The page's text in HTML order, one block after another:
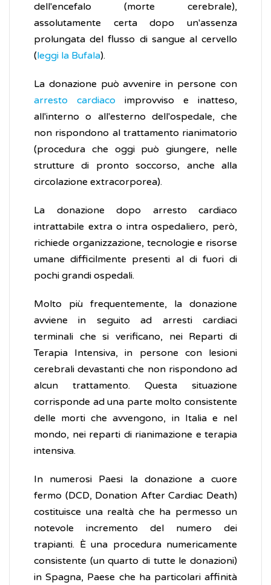
dell'encefalo (morte cerebrale),
assolutamente certa dopo un'assenza
prolungata del flusso di sangue al cervello
(leggi la Bufala).
La donazione può avvenire in persone con
arresto cardiaco improvviso e inatteso,
all'interno o all'esterno dell'ospedale, che
non rispondono al trattamento rianimatorio
(procedura che oggi può giungere, nelle
strutture di pronto soccorso, anche alla
circolazione extracorporea).
La donazione dopo arresto cardiaco
intrattabile extra o intra ospedaliero, però,
richiede organizzazione, tecnologie e risorse
umane difficilmente presenti al di fuori di
pochi grandi ospedali.
Molto più frequentemente, la donazione
avviene in seguito ad arresti cardiaci
terminali che si verificano, nei Reparti di
Terapia Intensiva, in persone con lesioni
cerebrali devastanti che non rispondono ad
alcun trattamento. Questa situazione
corrisponde ad una parte molto consistente
delle morti che avvengono, in Italia e nel
mondo, nei reparti di rianimazione e terapia
intensiva.
In numerosi Paesi la donazione a cuore
fermo (DCD, Donation After Cardiac Death)
costituisce una realtà che ha permesso un
notevole incremento del numero dei
trapianti. È una procedura numericamente
consistente (un quarto di tutte le donazioni)
in Spagna, Paese che ha particolari affinità